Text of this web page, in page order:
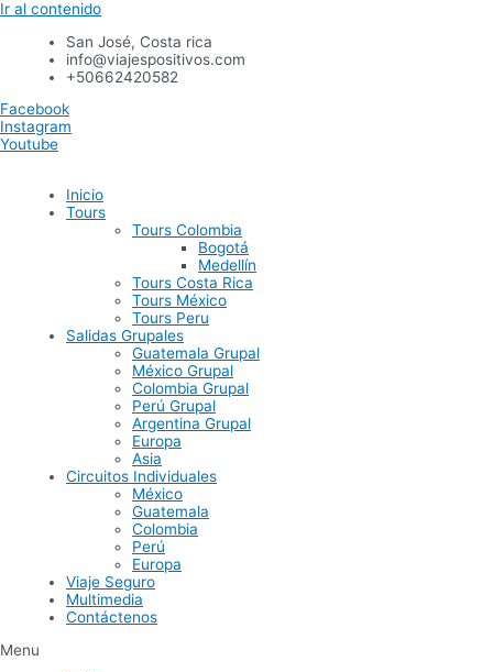
Ir al contenido
San José, Costa rica
info@viajespositivos.com
+50662420582
Facebook
Instagram
Youtube
Inicio
Tours
Tours Colombia
Bogotá
Medellín
Tours Costa Rica
Tours México
Tours Peru
Salidas Grupales
Guatemala Grupal
México Grupal
Colombia Grupal
Perú Grupal
Argentina Grupal
Europa
Asia
Circuitos Individuales
México
Guatemala
Colombia
Perú
Europa
Viaje Seguro
Multimedia
Contáctenos
Menu